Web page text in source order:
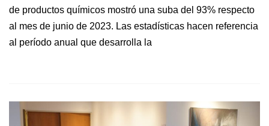
de productos químicos mostró una suba del 93% respecto
al mes de junio de 2023. Las estadísticas hacen referencia
al período anual que desarrolla la